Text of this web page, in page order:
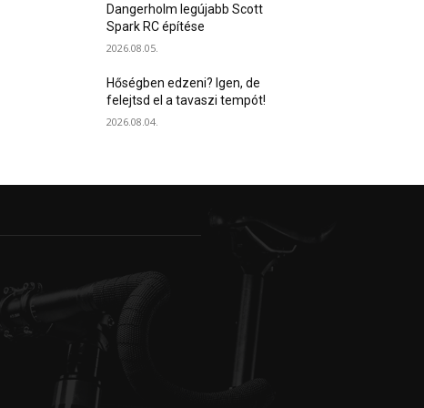
Dangerholm legújabb Scott
Spark RC építése
2026.08.05.
Hőségben edzeni? Igen, de
felejtsd el a tavaszi tempót!
2026.08.04.